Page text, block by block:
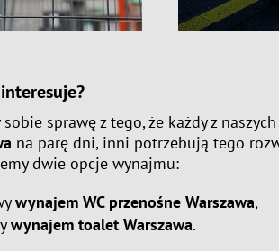
sprawę z tego, że każdy z
na parę dni, inni potrzebują tego
dwie opcje wynajmu:
wynajem WC przenośne Warszawa,
wynajem toalet Warszawa.